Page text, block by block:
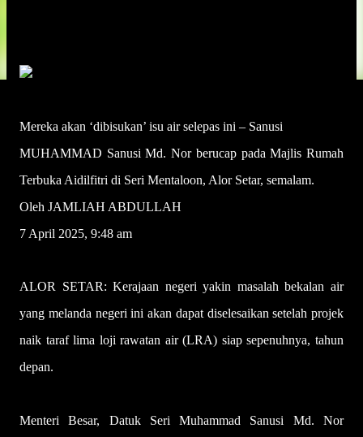
Mereka akan ‘dibisukan’ isu air selepas ini – Sanusi
MUHAMMAD Sanusi Md. Nor berucap pada Majlis Rumah
Terbuka Aidilfitri di Seri Mentaloon, Alor Setar, semalam.
Oleh JAMLIAH ABDULLAH
7 April 2025, 9:48 am
ALOR SETAR: Kerajaan negeri yakin masalah bekalan air
yang melanda negeri ini akan dapat diselesaikan setelah projek
naik taraf lima loji rawatan air (LRA) siap sepenuhnya, tahun
depan.
Menteri Besar, Datuk Seri Muhammad Sanusi Md. Nor